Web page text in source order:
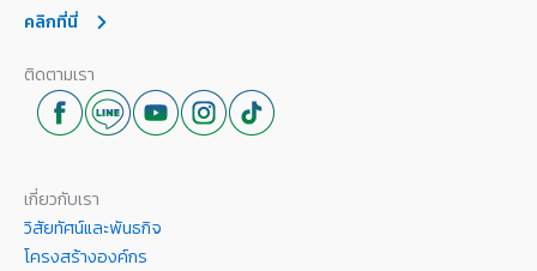
คลิกที่นี่
ติดตามเรา
เกี่ยวกับเรา
วิสัยทัศน์และพันธกิจ
โครงสร้างองค์กร